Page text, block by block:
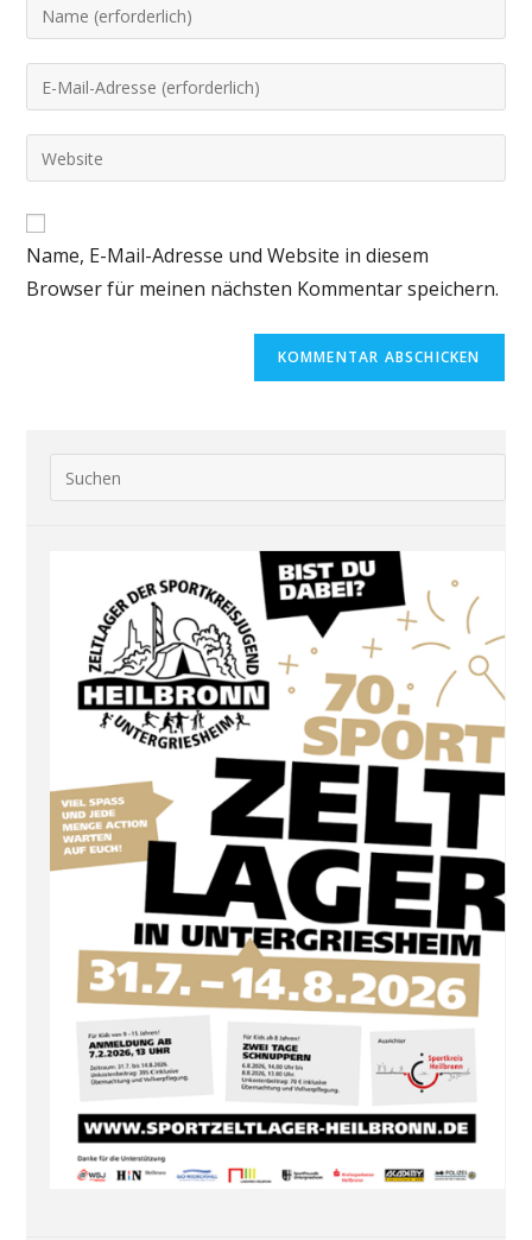
Name, E-Mail-Adresse und Website in diesem
Browser für meinen nächsten Kommentar speichern.